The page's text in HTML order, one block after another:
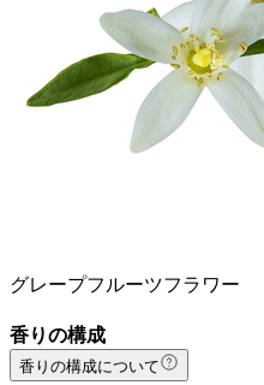
グレープフルーツフラワー
香りの構成
香りの構成について